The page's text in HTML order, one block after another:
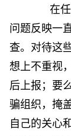
在任
问题反映一
查。对待这
想上不重视
后上报；要
骗组织，掩
自己的关心